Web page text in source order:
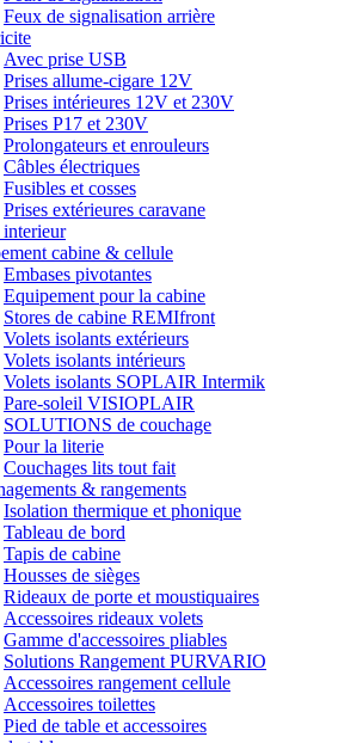
Feux de signalisation arrière
Avec prise USB
Prises allume-cigare 12V
Prises intérieures 12V et 230V
Prises P17 et 230V
Prolongateurs et enrouleurs
Câbles électriques
Fusibles et cosses
Prises extérieures caravane
cabine & cellule
Embases pivotantes
Equipement pour la cabine
Stores de cabine REMIfront
Volets isolants extérieurs
Volets isolants intérieurs
Volets isolants SOPLAIR Intermik
Pare-soleil VISIOPLAIR
SOLUTIONS de couchage
Pour la literie
Couchages lits tout fait
& rangements
Isolation thermique et phonique
Tableau de bord
Tapis de cabine
Housses de sièges
Rideaux de porte et moustiquaires
Accessoires rideaux volets
Gamme d'accessoires pliables
Solutions Rangement PURVARIO
Accessoires rangement cellule
Accessoires toilettes
Pied de table et accessoires